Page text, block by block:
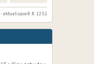
· aktualizace 8. 8. 12:51